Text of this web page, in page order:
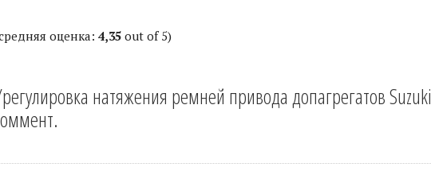
оценка: 4,35 out of 5)
натяжения ремней привода допагрегатов Suzuki